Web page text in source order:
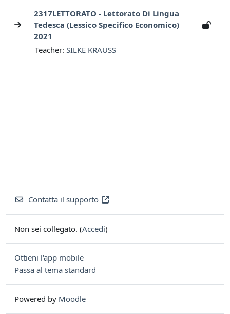
2317LETTORATO - Lettorato Di Lingua
Tedesca (lessico Specifico Economico)
2021
Teacher: SILKE KRAUSS
Contatta il supporto
Non sei collegato. (Accedi)
Ottieni l'app mobile
Passa al tema standard
Powered by Moodle